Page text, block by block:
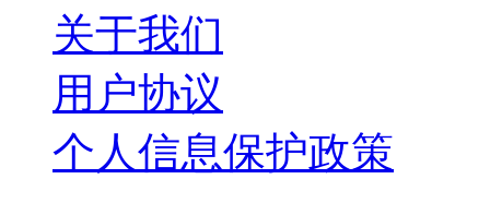
关于我们
用户协议
个人信息保护政策